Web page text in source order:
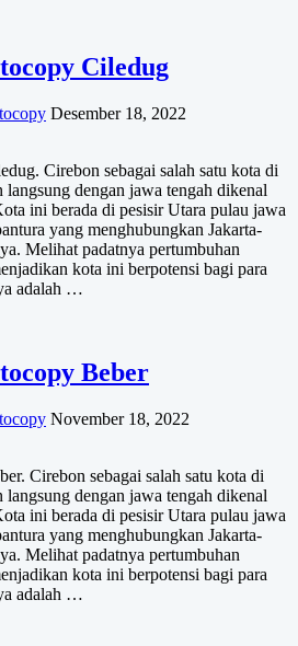
Ciledug
Desember 18, 2022
Cirebon sebagai salah satu kota di
langsung dengan jawa tengah dikenal
ini berada di pesisir Utara pulau jawa
yang menghubungkan Jakarta-
Melihat padatnya pertumbuhan
kota ini berpotensi bagi para
adalah …
Beber
November 18, 2022
Cirebon sebagai salah satu kota di
langsung dengan jawa tengah dikenal
ini berada di pesisir Utara pulau jawa
yang menghubungkan Jakarta-
Melihat padatnya pertumbuhan
kota ini berpotensi bagi para
adalah …